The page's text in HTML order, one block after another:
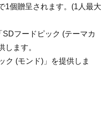
1個贈呈されます。(1人最大
フードピック (テーマカ
します。
ク (モンド)」を提供しま